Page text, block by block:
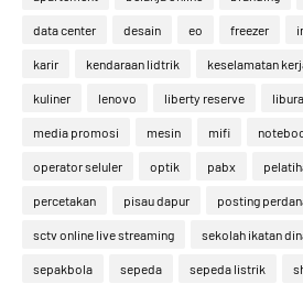
data center desain eo freezer
karir kendaraan lidtrik keselamatan
kuliner lenovo liberty reserve
media promosi mesin mifi
operator seluler optik pabx
percetakan pisau dapur posting
sctv online live streaming sekolah ikatan
sepakbola sepeda sepeda listrik